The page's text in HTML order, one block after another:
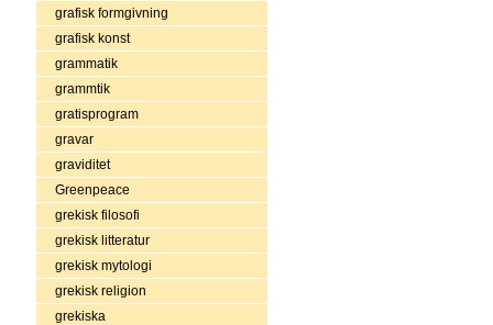
grafisk formgivning
grafisk konst
grammatik
grammtik
gratisprogram
gravar
graviditet
Greenpeace
grekisk filosofi
grekisk litteratur
grekisk mytologi
grekisk religion
grekiska